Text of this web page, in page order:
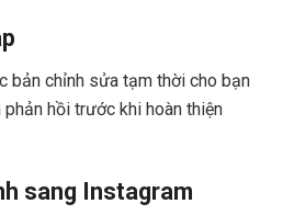
bản chỉnh sửa tạm thời cho bạn
hồi trước khi hoàn thiện
sang Instagram